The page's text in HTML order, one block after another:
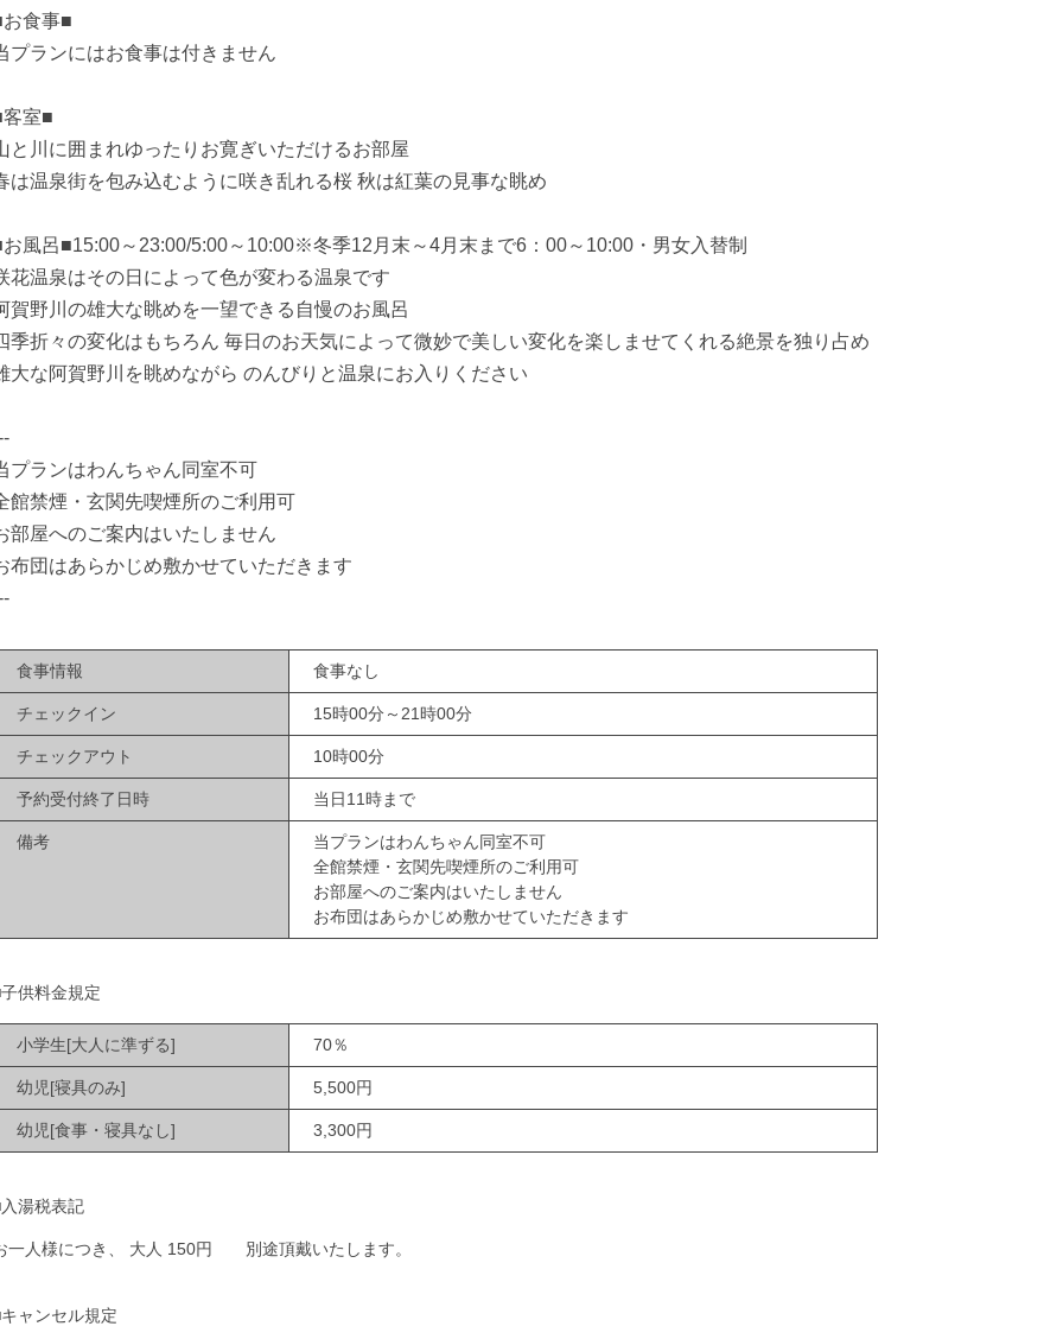
食事■
プランにはお食事は付きません
室■
と川に囲まれゆったりお寛ぎいただけるお部屋
は温泉街を包み込むように咲き乱れる桜 秋は紅葉の見事な眺め
風呂■15:00～23:00/5:00～10:00※冬季12月末～4月末まで6：00～10:00・男女入替制
花温泉はその日によって色が変わる温泉です
賀野川の雄大な眺めを一望できる自慢のお風呂
季折々の変化はもちろん 毎日のお天気によって微妙で美しい変化を楽しませてくれる絶景を独り占め
大な阿賀野川を眺めながら のんびりと温泉にお入りください
プランはわんちゃん同室不可
館禁煙・玄関先喫煙所のご利用可
部屋へのご案内はいたしません
布団はあらかじめ敷かせていただきます
食事情報 食事なし
チェックイン 15時00分～21時00分
チェックアウト 10時00分
予約受付終了日時 当日11時まで
備考
当プランはわんちゃん同室不可
全館禁煙・玄関先喫煙所のご利用可
お部屋へのご案内はいたしません
お布団はあらかじめ敷かせていただきます
供料金規定
小学生[大人に準ずる] 70％
幼児[寝具のみ] 5,500円
幼児[食事・寝具なし] 3,300円
湯税表記
一人様につき、 大人 150円 別途頂戴いたします。
ャンセル規定